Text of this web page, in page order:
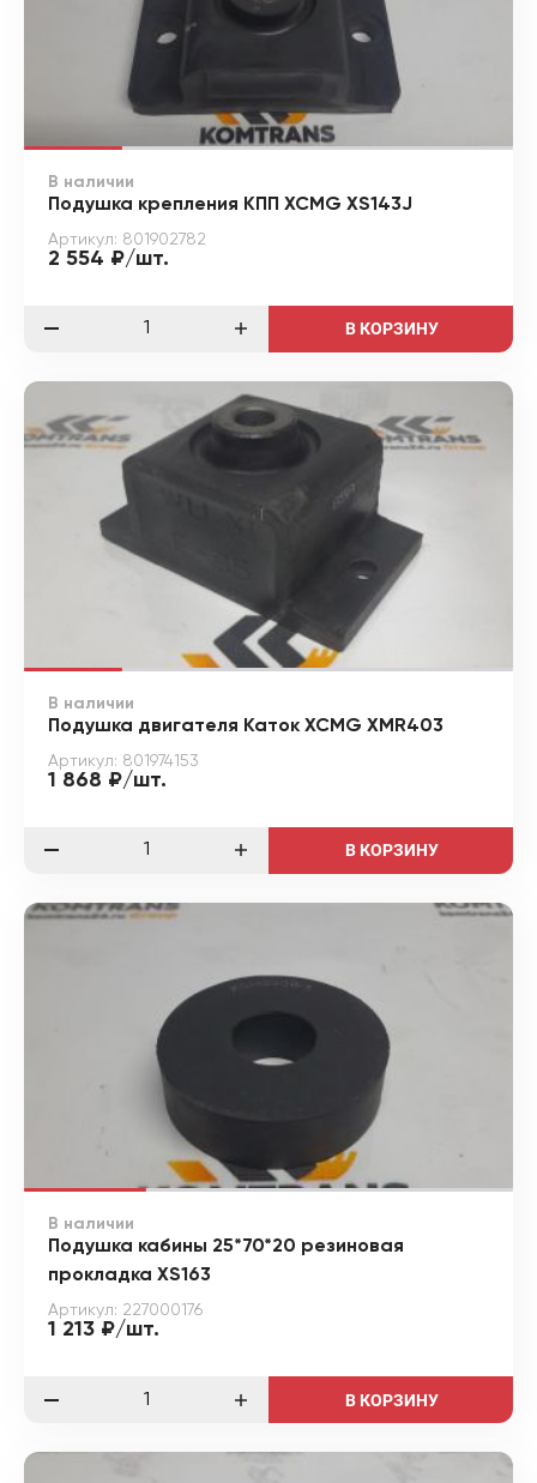
В наличии
Подушка крепления КПП XCMG XS143J
Артикул: 801902782
2 554 ₽/шт.
В КОРЗИНУ
В наличии
Подушка двигателя Каток XCMG XMR403
Артикул: 801974153
1 868 ₽/шт.
В КОРЗИНУ
В наличии
Подушка кабины 25*70*20 резиновая
прокладка XS163
Артикул: 227000176
1 213 ₽/шт.
В КОРЗИНУ